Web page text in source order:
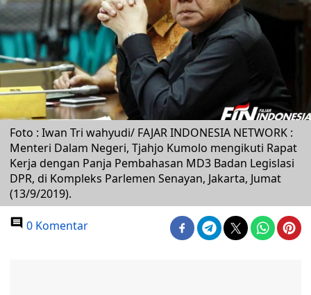
Foto : Iwan Tri wahyudi/ FAJAR INDONESIA NETWORK :
Menteri Dalam Negeri, Tjahjo Kumolo mengikuti Rapat
Kerja dengan Panja Pembahasan MD3 Badan Legislasi
DPR, di Kompleks Parlemen Senayan, Jakarta, Jumat
(13/9/2019).
0 Komentar